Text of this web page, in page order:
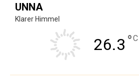
UNNA
Klarer Himmel
26.3 °C